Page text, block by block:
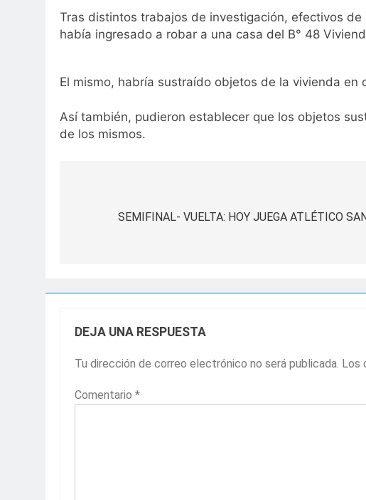
Tras distintos trabajos de investigación, efectivos
había ingresado a robar a una casa del B° 48
El mismo, habría sustraído objetos de la vivienda
Así también, pudieron establecer que los objetos
de los mismos.
SEMIFINAL- VUELTA: HOY JUEGA ATLÉTICO
DEJA UNA RESPUESTA
Tu dirección de correo electrónico no será publicada. Los
Comentario *